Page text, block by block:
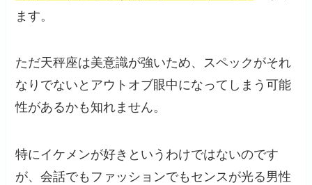
ます。
ただ天秤座は美意識が強いため、スペックがそれ
なりでないとアウトオブ眼中になってしまう可能
性があるかも知れません。
特にイケメンが好きというわけではないのです
が、会話でもファッションでもセンスが光る男性